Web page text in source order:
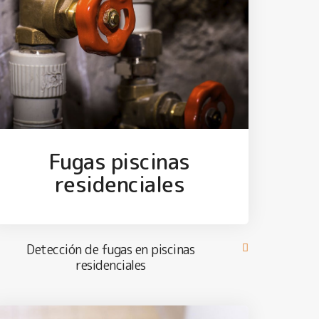
Fugas piscinas
residenciales
Detección de fugas en piscinas
residenciales